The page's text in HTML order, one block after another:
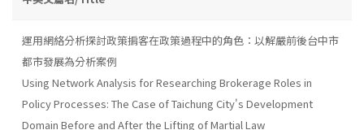
運用網絡分析探討政策掮客在政策過程中的角色：以解嚴前後台中市
都市發展為分析案例
Using Network Analysis for Researching Brokerage Roles in
Policy Processes: The Case of Taichung City's Development
Domain Before and After the Lifting of Martial Law